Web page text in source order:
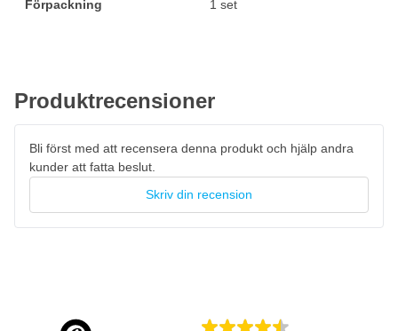
Förpackning 1 set
Produktrecensioner
Bli först med att recensera denna produkt och hjälp andra
kunder att fatta beslut.
Skriv din recension